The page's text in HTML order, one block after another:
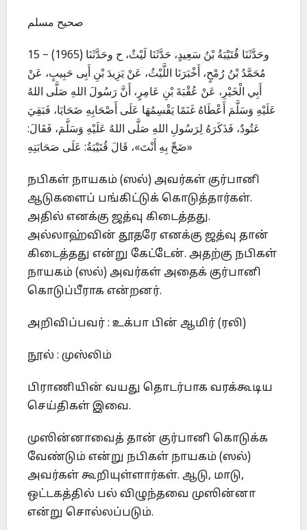
صحيح مسلم
15 – (1965) وحَدَّثَنَا قُتَيْبَةُ بْنُ سَعِيدٍ، حَدَّثَنَا لَيْثٌ، ح وحَدَّثَنَا
مُحَمَّدُ بْنُ رُمْحٍ، أَخْبَرَنَا اللَّيْثُ، عَنْ يَزِيدَ بْنِ أَبِى حَبِيبٍ، عَنْ
أَبِي الْخَيْرِ، عَنْ عُقْبَةَ بْنِ عَامِرٍ، أَنَّ رَسُولَ اللهِ صَلَّى اللهُ
عَلَيْهِ وَسَلَّمَ أَعْطَاهُ غَنَمًا يَقْسِمُهَا عَلَى أَصْحَابِهِ ضَحَايَا، فَبَقِيَ
عَتُودٌ، فَذَكَرَهُ لِرَسُولِ اللهِ صَلَّى اللهُ عَلَيْهِ وَسَلَّمَ، فَقَالَ:
«ضَحِّ بِهِ أَنْتَ»، قَالَ قُتَيْبَةُ: عَلَى صَحَابَتِهِ
நபிகள் நாயகம் (ஸல்) அவர்கள் குர்பானி
ஆடுகளைப் பங்கிட்டுக் கொடுத்தார்கள்.
அதில் எனக்கு ஜத்வு கிடைத்தது.
அல்லாஹ்வின் தூதரே எனக்கு ஜத்வு தான்
கிடைத்தது என்று கேட்டேன். அதற்கு நபிகள்
நாயகம் (ஸல்) அவர்கள் அதைக் குர்பானி
கொடுப்பீராக என்றனர்.
அறிவிப்பவர் : உக்பா பின் ஆமிர் (ரலி)
நூல் : முஸ்லிம்
பிராணியின் வயது தொடர்பாக வரக்கூடிய
செய்திகள் இவை.
முஸின்னாவைத் தான் குர்பானி கொடுக்க
வேண்டும் என்று நபிகள் நாயகம் (ஸல்)
அவர்கள் கூறியுள்ளார்கள். ஆடு, மாடு,
ஒட்டகத்தில் பல் விழுந்தவை முஸின்னா
என்று சொல்லப்படும்.